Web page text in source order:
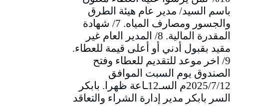
باسم السيد/ مدير عام هيئة الطرق
والجسور ومصارف المياه. 7/ شهادة
المقدرة المالية. 8/ المدير العام غير
مقيد بقبول أدني أو أعلى قيمة للعطاء.
9/ اخر موعد للتقديم للعطاء وفتح
الصندوق يوم السبت الموافق
2025/7/12م السـ12ـاعة ظهرا. بابكر
السر بابكر مدير إدارة الشراء والتعاقد